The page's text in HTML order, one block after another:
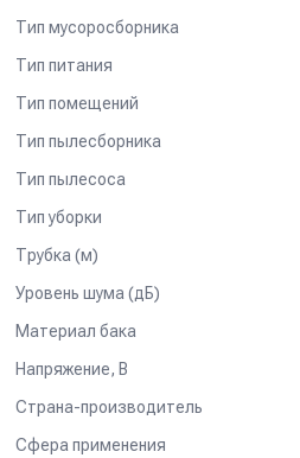
Тип мусоросборника
Тип питания
Тип помещений
Тип пылесборника
Тип пылесоса
Тип уборки
Трубка (м)
Уровень шума (дБ)
Материал бака
Напряжение, В
Страна-производитель
Сфера применения